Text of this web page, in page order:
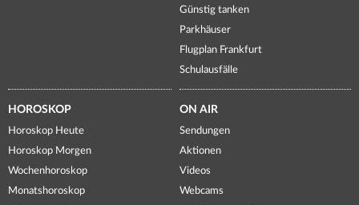
Günstig tanken
Parkhäuser
Flugplan Frankfurt
Schulausfälle
HOROSKOP
Horoskop Heute
Horoskop Morgen
Wochenhoroskop
Monatshoroskop
ON AIR
Sendungen
Aktionen
Videos
Webcams